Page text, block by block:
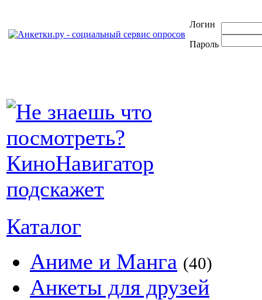
Логин
Пароль
Каталог
Аниме и Манга (40)
Анкеты для друзей